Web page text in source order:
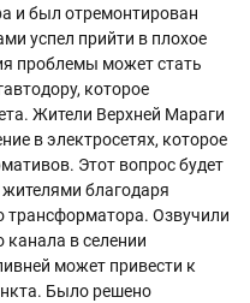
и был отремонтирован
успел прийти в плохое
проблемы может стать
которое
Жители Верхней Мараги
в электросетях, которое
Этот вопрос будет
благодаря
трансформатора. Озвучили
канала в селении
может привести к
Было решено